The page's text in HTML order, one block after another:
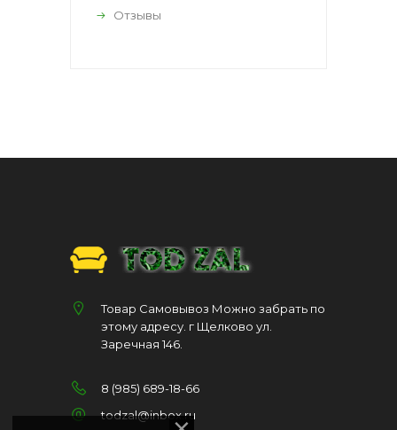
Отзывы
Товар Самовывоз Можно забрать по
этому адресу. г Щелково ул.
Заречная 146.
8 (985) 689-18-66
todzal@inbox.ru